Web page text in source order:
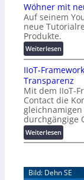
K
o
s
e
n
f
a
l
l
e
A
Z
ü
i
c
h
:
T
r
e
f
f
n
Wöhner mit
Auf seinem
neue
Produkte.
Weiterlesen:
W
ö
h
n
e
r
m
i
t
e
u
IIoT-
Transparenz
Mit dem IIoT-
Contact die
durchgängige
Weiterlesen:
I
T
Bild: Dehn SE